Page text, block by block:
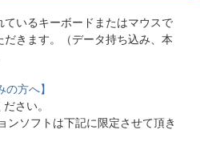
ているキーボードまたはマウスで
きます。（データ持ち込み、本
の方へ】
さい。
ンソフトは下記に限定させて頂き